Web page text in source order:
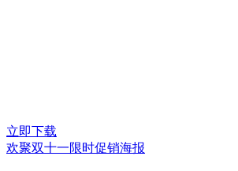
立即下载
欢聚双十一限时促销海报